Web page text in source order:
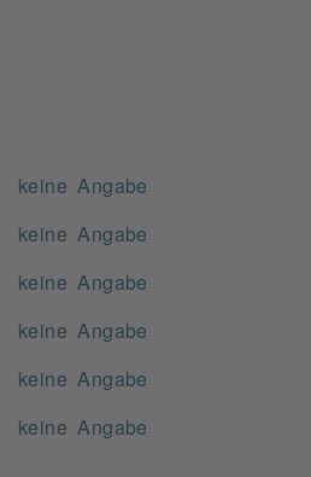
keine Angabe
keine Angabe
keine Angabe
keine Angabe
keine Angabe
keine Angabe